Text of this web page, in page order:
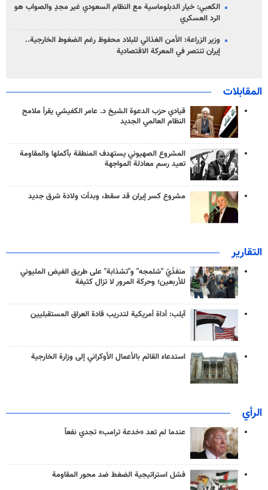
الكعبي: خيار الدبلوماسية مع النظام السعودي غير مجدٍ والصواب هو
الرد العسكري
وزير الزراعة: الأمن الغذائي للبلاد محفوظ رغم الضغوط الخارجية..
إيران تنتصر في المعركة الاقتصادية
المقابلات
قيادي حزب الدعوة الشيخ د. عامر الكفيشي يقرأ ملامح
النظام العالمي الجديد
المشروع الصهيوني يستهدف المنطقة بأكملها والمقاومة
تعيد رسم معادلة المواجهة
مشروع كسر إيران قد سقط، وبدأت ولادة شرق جديد
التقارير
منفذَيّ "شلمجه" و"تشذابة" على طريق الفيض المليوني
للأربعين؛ وحركة المرور لا تزال كثيفة
آيلب: أداة أمريكية لتدريب قادة العراق المستقبليين
استدعاء القائم بالأعمال الأوكراني إلى وزارة الخارجية
الرأي
عندما لم تعد «خدعة ترامب» تجدي نفعاً
فشل استراتيجية الضغط ضد محور المقاومة